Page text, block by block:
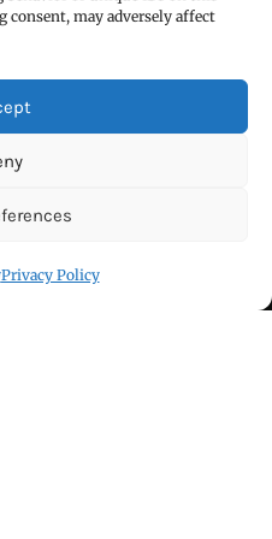
may adversely affect
Privacy Policy
cookies and